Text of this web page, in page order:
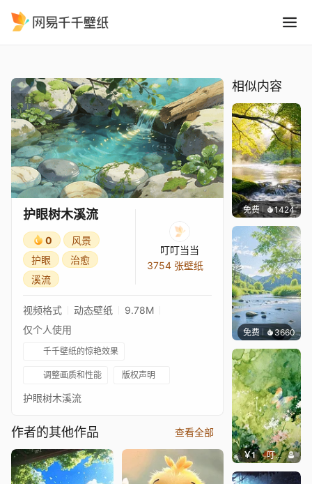
护眼树木溪流
0
风景
护眼
治愈
溪流
叮叮当当
3754 张壁纸
视频格式 动态壁纸
9.78M
仅个人使用
千千壁纸的惊艳效果
调整画质和性能 版权声明
护眼树木溪流
作者的其他作品 查看全部
相似内容
免费 1424小皮
免费 3660豆子
￥1 叮叮当当